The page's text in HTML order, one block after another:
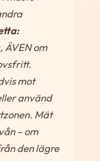
ÄVEN om
mot
använd
Mät
– om
den lägre